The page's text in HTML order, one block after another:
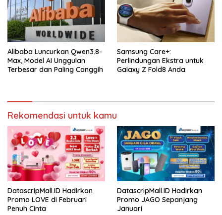
Alibaba Luncurkan Qwen3.8-
Max, Model AI Unggulan
Terbesar dan Paling Canggih
Samsung Care+:
Perlindungan Ekstra untuk
Galaxy Z Fold8 Anda
Rekomendasi untuk kamu
DatascripMall.ID Hadirkan
Promo LOVE di Februari
Penuh Cinta
DatascripMall.ID Hadirkan
Promo JAGO Sepanjang
Januari